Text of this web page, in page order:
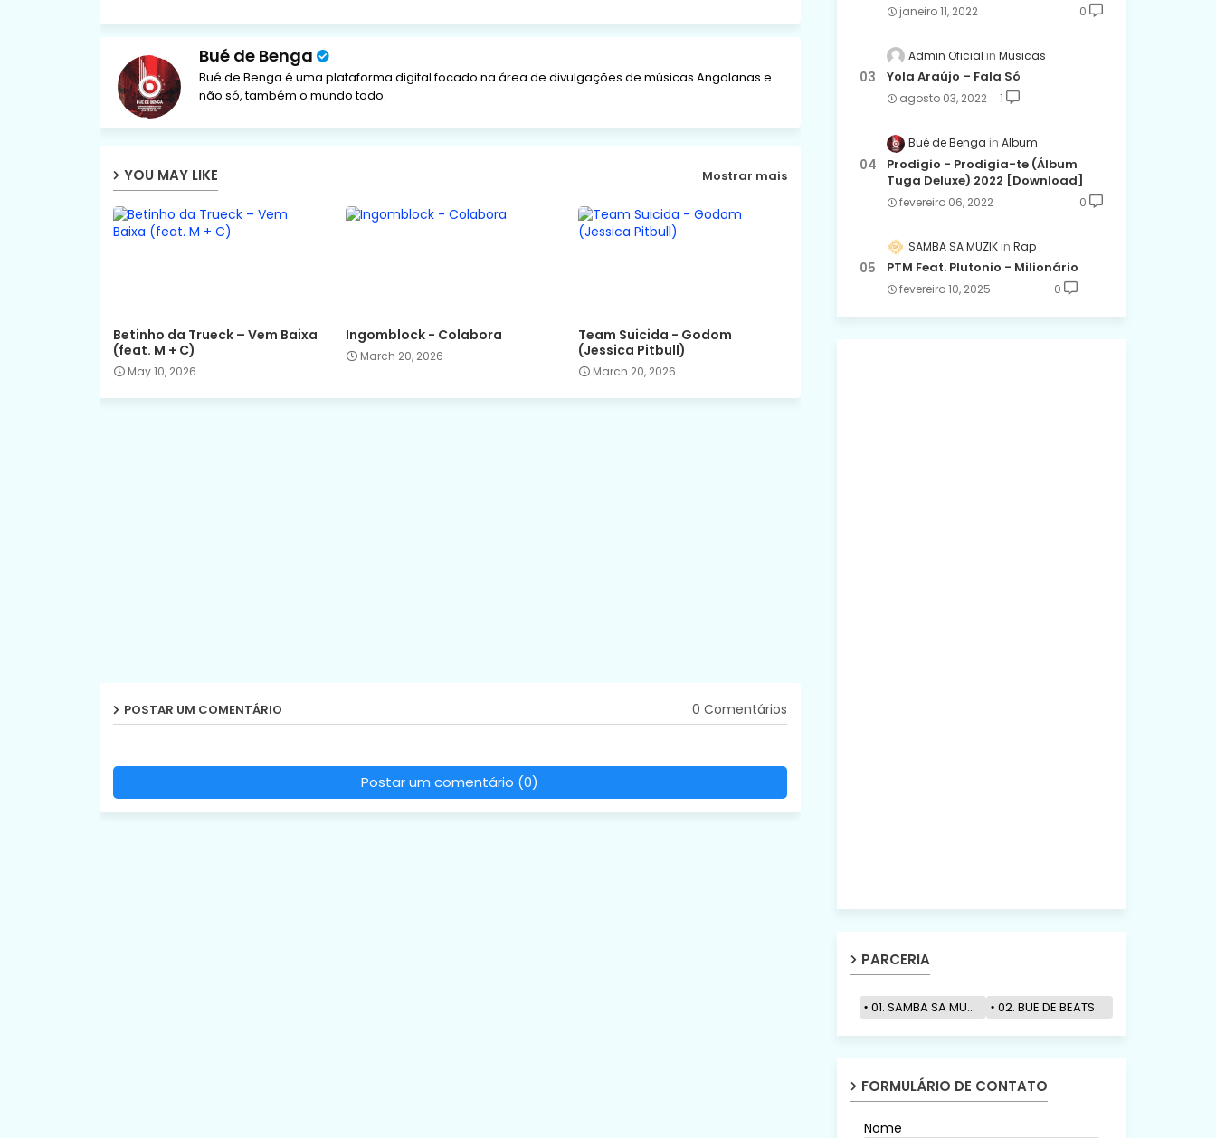
Bué de Benga
Bué de Benga é uma plataforma digital focado na área de divulgações de músicas Angolanas e
não só, também o mundo todo.
YOU MAY LIKE Mostrar mais
Betinho da Trueck – Vem Baixa
(feat. M + C)
May 10, 2026
Ingomblock - Colabora
March 20, 2026
Team Suicida - Godom
(Jessica Pitbull)
March 20, 2026
POSTAR UM COMENTÁRIO 0 Comentários
Postar um comentário (0)
janeiro 11, 2022 0
Admin Oficial Musicas
Yola Araújo – Fala Só
agosto 03, 2022 1
Bué de Benga Album
Prodigio - Prodigia-te (Álbum
Tuga Deluxe) 2022 [Download]
fevereiro 06, 2022 0
SAMBA SA MUZIK Rap
PTM Feat. Plutonio - Milionário
fevereiro 10, 2025 0
PARCERIA
01. SAMBA SA MUZIK 02. BUE DE BEATS
FORMULÁRIO DE CONTATO
Nome